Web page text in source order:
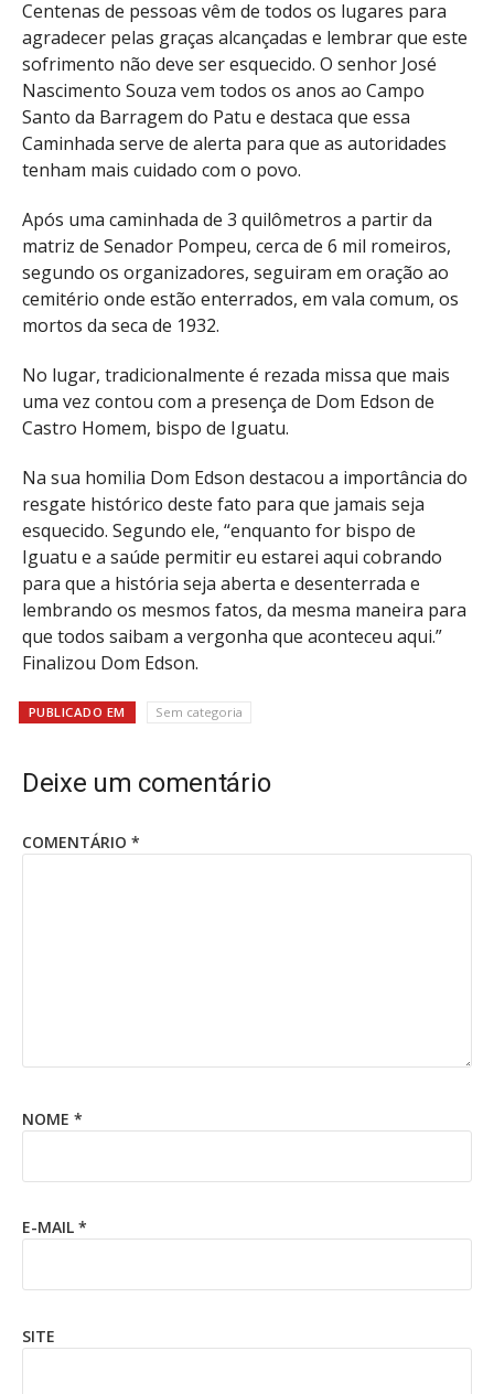
Centenas de pessoas vêm de todos os lugares para
agradecer pelas graças alcançadas e lembrar que este
sofrimento não deve ser esquecido. O senhor José
Nascimento Souza vem todos os anos ao Campo
Santo da Barragem do Patu e destaca que essa
Caminhada serve de alerta para que as autoridades
tenham mais cuidado com o povo.
Após uma caminhada de 3 quilômetros a partir da
matriz de Senador Pompeu, cerca de 6 mil romeiros,
segundo os organizadores, seguiram em oração ao
cemitério onde estão enterrados, em vala comum, os
mortos da seca de 1932.
No lugar, tradicionalmente é rezada missa que mais
uma vez contou com a presença de Dom Edson de
Castro Homem, bispo de Iguatu.
Na sua homilia Dom Edson destacou a importância do
resgate histórico deste fato para que jamais seja
esquecido. Segundo ele, “enquanto for bispo de
Iguatu e a saúde permitir eu estarei aqui cobrando
para que a história seja aberta e desenterrada e
lembrando os mesmos fatos, da mesma maneira para
que todos saibam a vergonha que aconteceu aqui.”
Finalizou Dom Edson.
PUBLICADO EM Sem categoria
Deixe um comentário
COMENTÁRIO *
NOME *
E-MAIL *
SITE